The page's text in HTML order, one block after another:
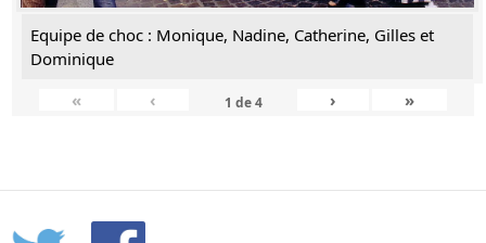
Equipe de choc : Monique, Nadine, Catherine, Gilles et
Dominique
«
‹ 1 de4 › »